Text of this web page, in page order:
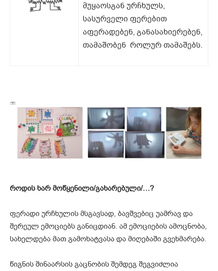
მუყაოსგან ურჩხულს,
სასურველი ფერებით
აფერადებენ, განასახიერებენ,
თამაშობენ როლურ თამაშებს.
როდის ხარ მოწყენილი/გახარებული/…?
ფერადი ურჩხულის მსგავსად, ბავშვებიც უამრავ და
შერეულ ემოციებს განიცდიან. ამ ემოციების ამოცნობა,
სახელდება მათ გამოხატვასა და მიღებაში გვეხმარება.
წიგნის შინაარსის გაცნობის შემდეგ შეგვიძლია